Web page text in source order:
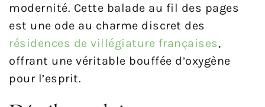
modernité. Cette balade au fil des pages
est une ode au charme discret des
résidences de villégiature françaises,
offrant une véritable bouffée d’oxygène
pour l’esprit.